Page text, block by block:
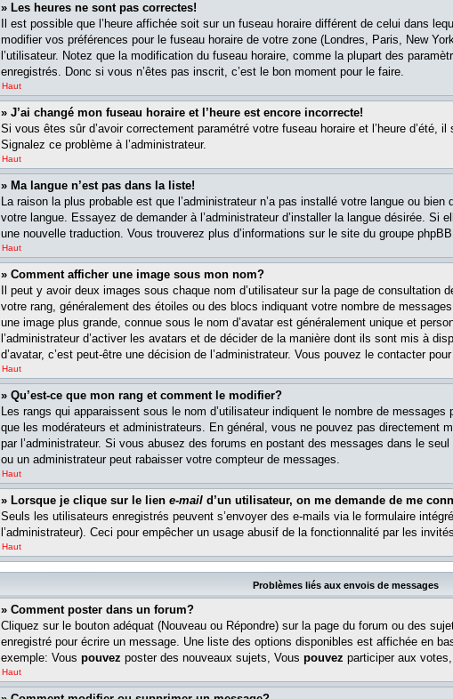
» Les heures ne sont pas correctes!
Il est possible que l’heure affichée soit sur un fuseau horaire différent de celui dans
modifier vos préférences pour le fuseau horaire de votre zone (Londres, Paris, New
l’utilisateur. Notez que la modification du fuseau horaire, comme la plupart des
enregistrés. Donc si vous n’êtes pas inscrit, c’est le bon moment pour le faire.
Haut
» J’ai changé mon fuseau horaire et l’heure est encore incorrecte!
Si vous êtes sûr d’avoir correctement paramétré votre fuseau horaire et l’heure d’été,
Signalez ce problème à l’administrateur.
Haut
» Ma langue n’est pas dans la liste!
La raison la plus probable est que l’administrateur n’a pas installé votre langue ou bien
votre langue. Essayez de demander à l’administrateur d’installer la langue désirée. Si
une nouvelle traduction. Vous trouverez plus d’informations sur le site du groupe
Haut
» Comment afficher une image sous mon nom?
Il peut y avoir deux images sous chaque nom d’utilisateur sur la page de consultation
votre rang, généralement des étoiles ou des blocs indiquant votre nombre de
une image plus grande, connue sous le nom d’avatar est généralement unique et
l’administrateur d’activer les avatars et de décider de la manière dont ils sont mis à
d’avatar, c’est peut-être une décision de l’administrateur. Vous pouvez le contacter
Haut
» Qu’est-ce que mon rang et comment le modifier?
Les rangs qui apparaissent sous le nom d’utilisateur indiquent le nombre de
que les modérateurs et administrateurs. En général, vous ne pouvez pas directement
par l’administrateur. Si vous abusez des forums en postant des messages dans le
ou un administrateur peut rabaisser votre compteur de messages.
Haut
» Lorsque je clique sur le lien e-mail d’un utilisateur, on me demande de me
Seuls les utilisateurs enregistrés peuvent s’envoyer des e-mails via le formulaire
l’administrateur). Ceci pour empêcher un usage abusif de la fonctionnalité par les
Haut
Problèmes liés aux envois de messages
» Comment poster dans un forum?
Cliquez sur le bouton adéquat (Nouveau ou Répondre) sur la page du forum ou des
enregistré pour écrire un message. Une liste des options disponibles est affichée en
exemple: Vous pouvez poster des nouveaux sujets, Vous pouvez participer aux
Haut